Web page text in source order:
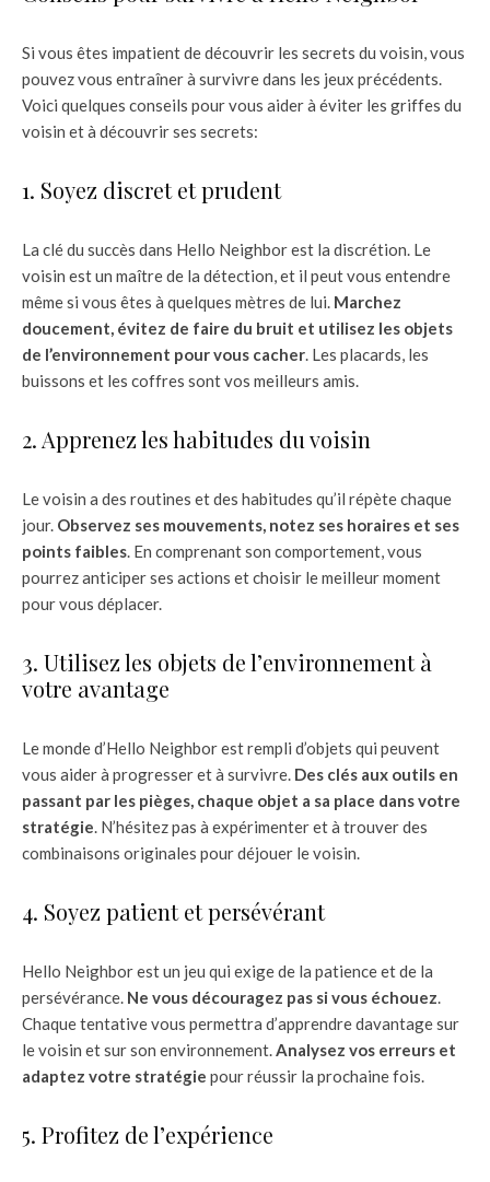
Si vous êtes impatient de découvrir les secrets du voisin, vous
pouvez vous entraîner à survivre dans les jeux précédents.
Voici quelques conseils pour vous aider à éviter les griffes du
voisin et à découvrir ses secrets:
1. Soyez discret et prudent
La clé du succès dans Hello Neighbor est la discrétion. Le
voisin est un maître de la détection, et il peut vous entendre
même si vous êtes à quelques mètres de lui. Marchez
doucement, évitez de faire du bruit et utilisez les objets
de l’environnement pour vous cacher. Les placards, les
buissons et les coffres sont vos meilleurs amis.
2. Apprenez les habitudes du voisin
Le voisin a des routines et des habitudes qu’il répète chaque
jour. Observez ses mouvements, notez ses horaires et ses
points faibles. En comprenant son comportement, vous
pourrez anticiper ses actions et choisir le meilleur moment
pour vous déplacer.
3. Utilisez les objets de l’environnement à
votre avantage
Le monde d’Hello Neighbor est rempli d’objets qui peuvent
vous aider à progresser et à survivre. Des clés aux outils en
passant par les pièges, chaque objet a sa place dans votre
stratégie. N’hésitez pas à expérimenter et à trouver des
combinaisons originales pour déjouer le voisin.
4. Soyez patient et persévérant
Hello Neighbor est un jeu qui exige de la patience et de la
persévérance. Ne vous découragez pas si vous échouez.
Chaque tentative vous permettra d’apprendre davantage sur
le voisin et sur son environnement.Analysez vos erreurs et
adaptez votre stratégie pour réussir la prochaine fois.
5. Profitez de l’expérience